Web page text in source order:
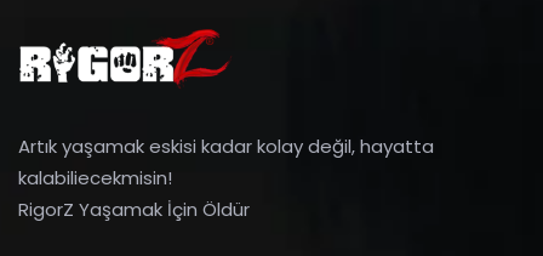
Artık yaşamak eskisi kadar kolay değil, hayatta
kalabiliecekmisin!
RigorZ Yaşamak İçin Öldür